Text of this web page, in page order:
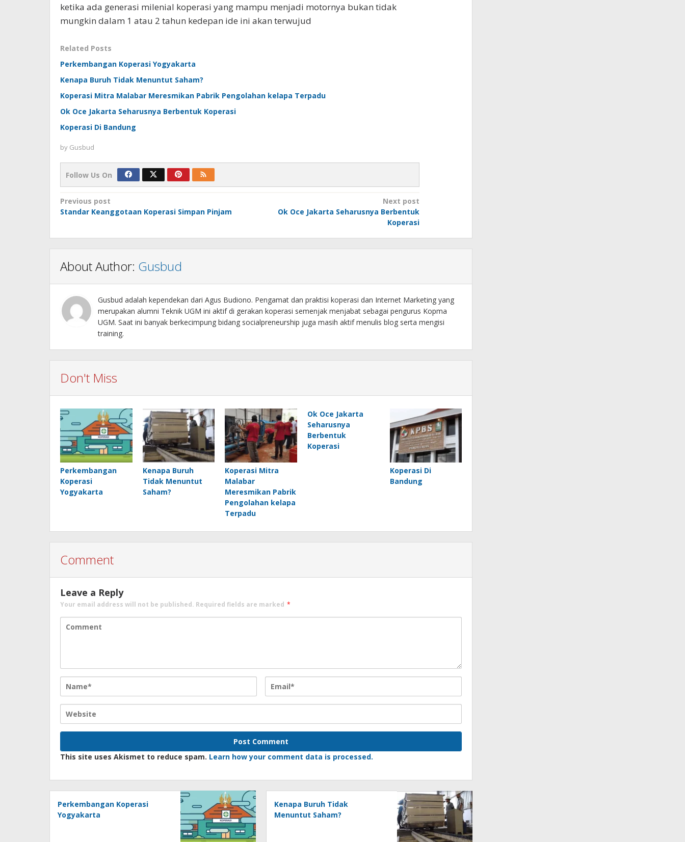
ketika ada generasi milenial koperasi yang mampu menjadi motornya bukan tidak
mungkin dalam 1 atau 2 tahun kedepan ide ini akan terwujud
Related Posts
Perkembangan Koperasi Yogyakarta
Kenapa Buruh Tidak Menuntut Saham?
Koperasi Mitra Malabar Meresmikan Pabrik Pengolahan kelapa Terpadu
Ok Oce Jakarta Seharusnya Berbentuk Koperasi
Koperasi Di Bandung
by Gusbud
Follow Us On
Post
navigation
Previous post
Standar Keanggotaan Koperasi Simpan Pinjam
Next post
Ok Oce Jakarta Seharusnya Berbentuk
Koperasi
About Author: Gusbud
Gusbud adalah kependekan dari Agus Budiono. Pengamat dan praktisi koperasi dan Internet Marketing yang
merupakan alumni Teknik UGM ini aktif di gerakan koperasi semenjak menjabat sebagai pengurus Kopma
UGM. Saat ini banyak berkecimpung bidang socialpreneurship juga masih aktif menulis blog serta mengisi
training.
Don't Miss
Perkembangan
Koperasi
Yogyakarta
Kenapa Buruh
Tidak Menuntut
Saham?
Koperasi Mitra
Malabar
Meresmikan Pabrik
Pengolahan kelapa
Terpadu
Ok Oce Jakarta
Seharusnya
Berbentuk
Koperasi
Koperasi Di
Bandung
Comment
Leave a Reply
Your email address will not be published. Required fields are marked *
This site uses Akismet to reduce spam. Learn how your comment data is processed.
Perkembangan Koperasi
Yogyakarta
Kenapa Buruh Tidak
Menuntut Saham?